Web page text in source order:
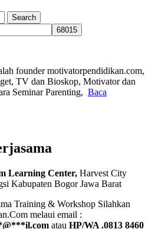
founder motivatorpendidikan.com,
TV dan Bioskop, Motivator dan
Seminar Parenting, Baca
Learning Center, Harvest City
Kabupaten Bogor Jawa Barat
Training & Workshop Silahkan
melaui email :
@***il.com atau HP/WA .0813 8460